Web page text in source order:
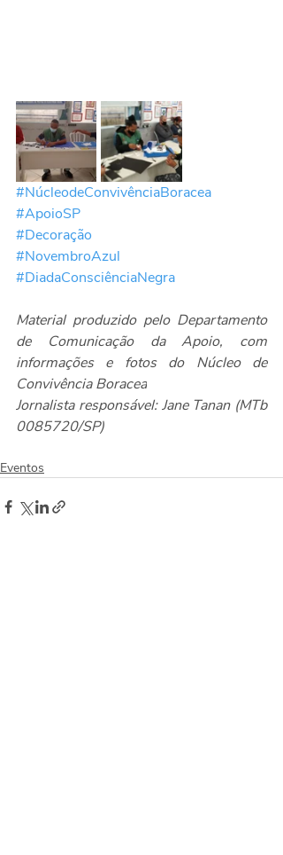
#NúcleodeConvivênciaBoracea
#ApoioSP
#Decoração
#NovembroAzul
#DiadaConsciênciaNegra
Material produzido pelo Departamento
de Comunicação da Apoio, com
informações e fotos do Núcleo de
Convivência Boracea
Jornalista responsável: Jane Tanan (MTb
0085720/SP)
Eventos